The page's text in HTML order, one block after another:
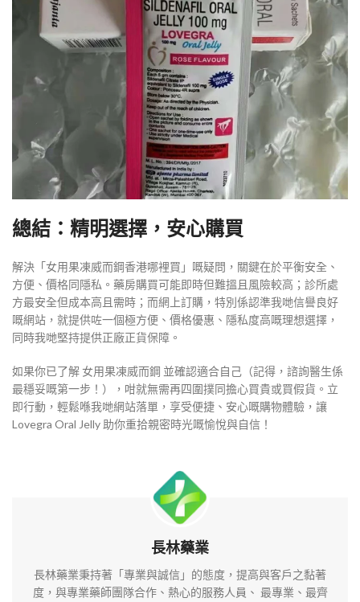
總結：精明選擇，安心購買
解決「女用果凍威而鋼香港哪裡買」嘅疑問，關鍵在於平衡安全、
方便、價格同隱私。藥房購買可能即時但難搵且風險較高；診所處
方最安全但成本高且需時；而網上訂購，特別係認準我哋信譽良好
嘅網站，就提供咗一個極方便、價格優惠、隱私度高嘅理想選擇，
同時我哋堅持提供正廠正貨保障。
如果你已了解 女用果凍威而鋼 並確認適合自己（記得，諮詢醫生係
最穩妥嘅第一步！），咁就無需再四圍撲同擔心買貴或買假貨。立
即行動，輕鬆喺我哋網站落單，享受便捷、安心嘅購物體驗，讓
Lovegra Oral Jelly 助你重拾親密時光嘅愉悅與自信！
長林藥業
長林藥業秉持著「專業與誠信」的態度，提高與客戶之黏著
度，與專業藥師團隊合作、熱心的服務人員、 最專業、最齊